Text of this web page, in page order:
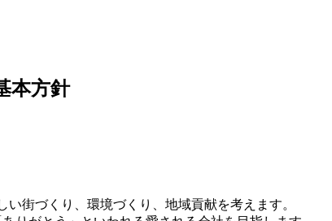
本方針
い街づくり、環境づくり、地域貢献を考えます。